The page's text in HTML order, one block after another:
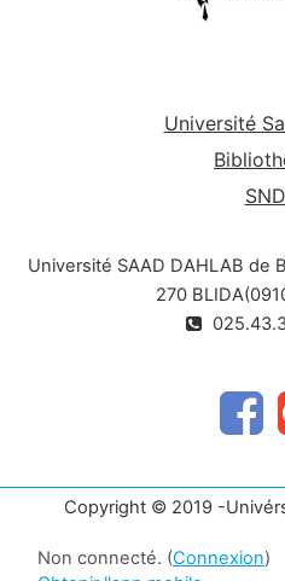
Université
Université SAAD DAHLAB de
270
Copyright © 2019 -
Non connecté. (Connexion)